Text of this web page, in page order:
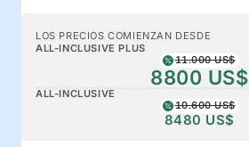
LOS PRECIOS COMIENZAN DESDE
ALL-INCLUSIVE PLUS
11.000 US$
8800 US$
ALL-INCLUSIVE
10.600 US$
8480 US$